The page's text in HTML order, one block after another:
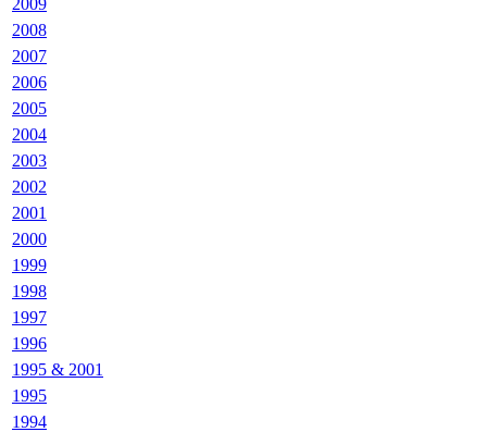
2009
2008
2007
2006
2005
2004
2003
2002
2001
2000
1999
1998
1997
1996
1995 & 2001
1995
1994